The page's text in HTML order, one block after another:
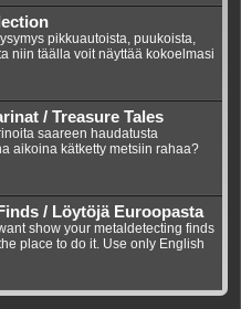
pikkuautoista, puukoista,
niin täälla voit näyttää kokoelmasi
/ Treasure Tales
saareen haudatusta
aikoina kätketty metsiin rahaa?
/ Löytöjä Euroopasta
show your metaldetecting finds
place to do it. Use only English